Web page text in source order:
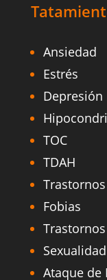
Ansiedad
Estrés
Depresión
TOC
TDAH
Fobias
Sexualidad
Ataque de